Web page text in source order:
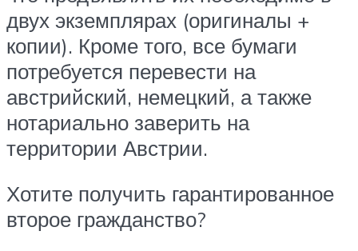
двух экземплярах (оригиналы +
копии). Кроме того, все бумаги
потребуется перевести на
австрийский, немецкий, а также
нотариально заверить на
территории Австрии.
Хотите получить гарантированное
второе гражданство?